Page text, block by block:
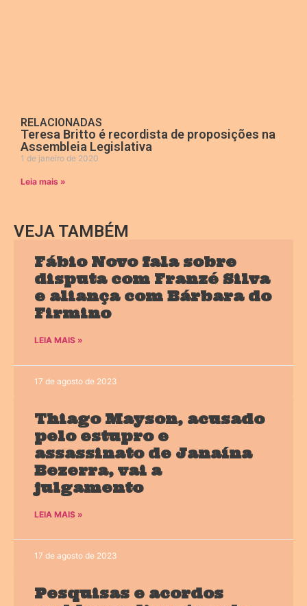
RELACIONADAS
Teresa Britto é recordista de proposições na
Assembleia Legislativa
1 de janeiro de 2020
Leia mais »
VEJA TAMBÉM
Fábio Novo fala sobre
disputa com Franzé Silva
e aliança com Bárbara do
Firmino
LEIA MAIS »
17 de agosto de 2023
Thiago Mayson, acusado
pelo estupro e
assassinato de Janaína
Bezerra, vai a
julgamento
LEIA MAIS »
17 de agosto de 2023
Pesquisas e acordos